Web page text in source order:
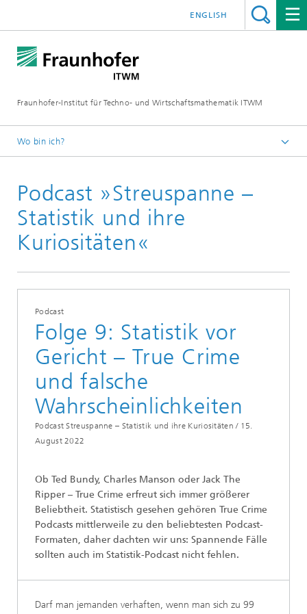
Fraunhofer-Institut für Techno- und Wirtschaftsmathematik ITWM
ENGLISH
Wo bin ich?
Abteilungen und Bereiche
Mathematik für die Fahrzeugentwicklung
Streuspanne – Statistik und ihre Kuriositäten
Podcast »Streuspanne –
Statistik und ihre
Kuriositäten«
Podcast
Folge 9: Statistik vor
Gericht – True Crime
und falsche
Wahrscheinlichkeiten
Podcast Streuspanne – Statistik und ihre Kuriositäten / 15.
August 2022
Ob Ted Bundy, Charles Manson oder Jack The
Ripper – True Crime erfreut sich immer größerer
Beliebtheit. Statistisch gesehen gehören True Crime
Podcasts mittlerweile zu den beliebtesten Podcast-
Formaten, daher dachten wir uns: Spannende Fälle
sollten auch im Statistik-Podcast nicht fehlen.
Darf man jemanden verhaften, wenn man sich zu 99